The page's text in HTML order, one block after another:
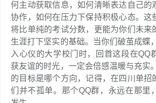
何主动获取信息，如何清晰表达自己的
协作，如何在压力下保持积极心态。这
将比单纯的考试分数，更能为你们未来
生涯打下坚实的基础。当你们破茧成蝶
入心仪的大学校门时，回首这段在QQ
获友谊的时光，一定会倍感温暖与充实
的目标是哪个方向，记得，在四川单招
们并不孤单。那个QQ群，永远在那里